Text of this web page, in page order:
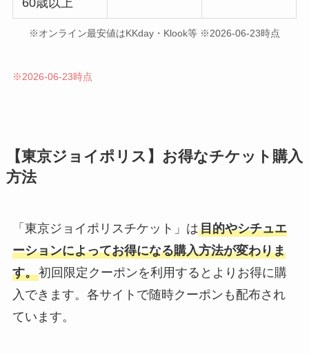
60歳以上
※オンライン最安値はKKday・Klook等 ※2026-06-23時点
※2026-06-23時点
【東京ジョイポリス】お得なチケット購入
方法
「東京ジョイポリスチケット」は目的やシチュエ
ーションによってお得になる購入方法が変わりま
す。初回限定クーポンを利用するとよりお得に購
入できます。各サイトで随時クーポンも配布され
ています。